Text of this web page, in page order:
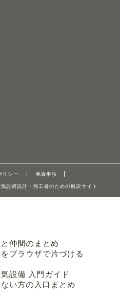
リシー 免責事項
設備設計・施工者のための解説サイト
仲間のまとめ
ブラウザで片づける
設備 入門ガイド
い方の入口まとめ